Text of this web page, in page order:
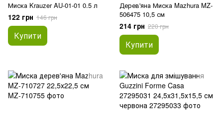
Миска Krauzer AU-01-01 0.5 л
122 грн 146 грн
Купити
Дерев'яна Миска Mazhura MZ-
506475 10,5 см
214 грн 220 грн
Купити